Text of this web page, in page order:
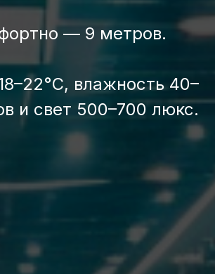
— 9 метров.
влажность 40–
и свет 500–700 люкс.